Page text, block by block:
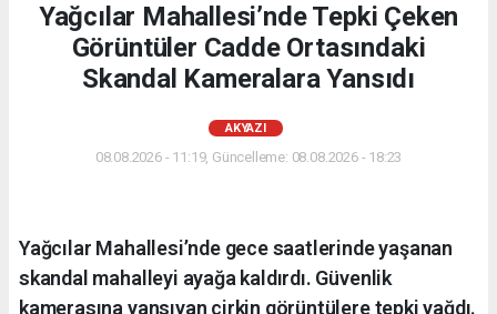
Yağcılar Mahallesi’nde Tepki Çeken
Görüntüler Cadde Ortasındaki
Skandal Kameralara Yansıdı
AKYAZI
08.08.2026 - 11:19, Güncelleme: 08.08.2026 - 18:23
Yağcılar Mahallesi’nde gece saatlerinde yaşanan
skandal mahalleyi ayağa kaldırdı. Güvenlik
kamerasına yansıyan çirkin görüntülere tepki yağdı.